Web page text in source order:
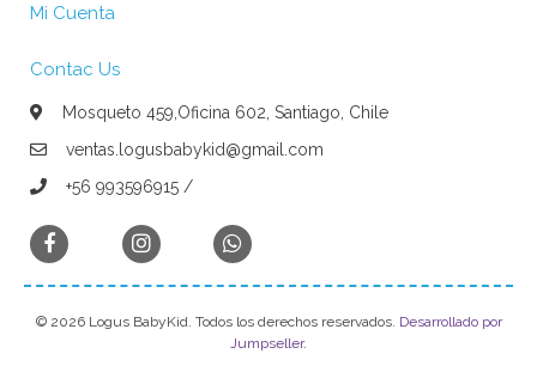
Mi Cuenta
Contac Us
Mosqueto 459,Oficina 602, Santiago, Chile
ventas.logusbabykid@gmail.com
+56 993596915 /
© 2026 Logus BabyKid. Todos los derechos reservados. Desarrollado por
Jumpseller.